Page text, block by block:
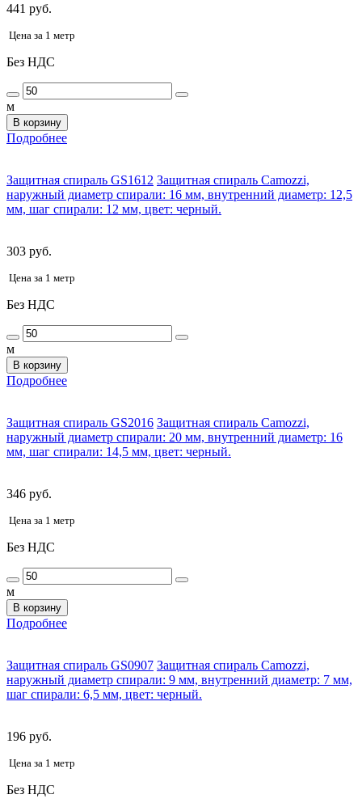
441 руб.
Цена за 1 метр
Без НДС
м
В корзину
Подробнее
Защитная спираль GS1612 Защитная спираль Camozzi,
наружный диаметр спирали: 16 мм, внутренний диаметр: 12,5
мм, шаг спирали: 12 мм, цвет: черный.
303 руб.
Цена за 1 метр
Без НДС
м
В корзину
Подробнее
Защитная спираль GS2016 Защитная спираль Camozzi,
наружный диаметр спирали: 20 мм, внутренний диаметр: 16
мм, шаг спирали: 14,5 мм, цвет: черный.
346 руб.
Цена за 1 метр
Без НДС
м
В корзину
Подробнее
Защитная спираль GS0907 Защитная спираль Camozzi,
наружный диаметр спирали: 9 мм, внутренний диаметр: 7 мм,
шаг спирали: 6,5 мм, цвет: черный.
196 руб.
Цена за 1 метр
Без НДС